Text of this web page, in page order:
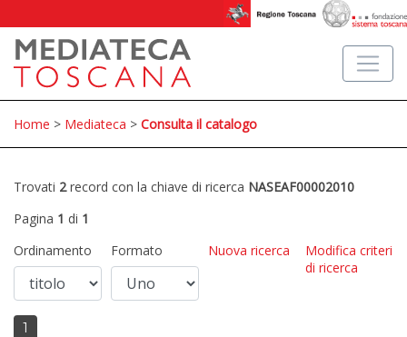
Home > Mediateca > Consulta il catalogo
Trovati 2record con la chiave di ricerca NASEAF00002010
Pagina 1 di 1
Ordinamento
Formato Nuova ricerca
Modifica criteri
di ricerca
1